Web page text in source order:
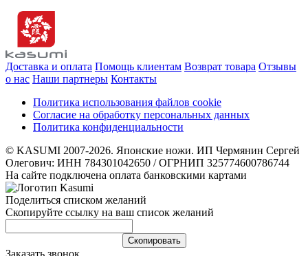
Доставка и оплата Помощь клиентам Возврат товара Отзывы
о нас Наши партнеры Контакты
Политика использования файлов cookie
Согласие на обработку персональных данных
Политика конфиденциальности
© KASUMI 2007-2026. Японские ножи. ИП Чермянин Сергей
Олегович: ИНН 784301042650 / ОГРНИП 325774600786744
На сайте подключена оплата банковскими картами
Поделиться списком желаний
Скопируйте ссылку на ваш список желаний
Cкопировать